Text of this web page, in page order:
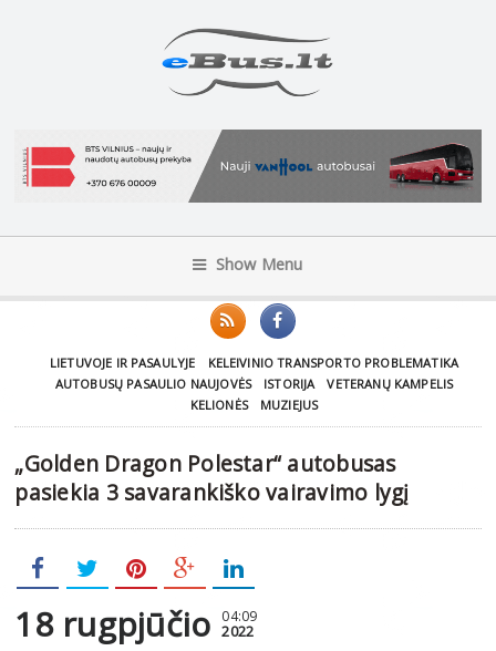
Show Menu
LIETUVOJE IR PASAULYJE
KELEIVINIO TRANSPORTO PROBLEMATIKA
AUTOBUSŲ PASAULIO NAUJOVĖS
ISTORIJA
VETERANŲ KAMPELIS
KELIONĖS
MUZIEJUS
„Golden Dragon Polestar“ autobusas
pasiekia 3 savarankiško vairavimo lygį
18 rugpjūčio 04:09
2022